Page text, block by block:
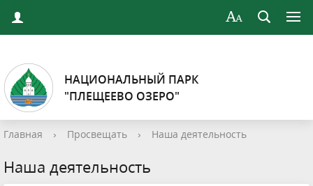
НАЦИОНАЛЬНЫЙ ПАРК
"ПЛЕЩЕЕВО ОЗЕРО"
Главная › Просвещать › Наша деятельность
Наша деятельность